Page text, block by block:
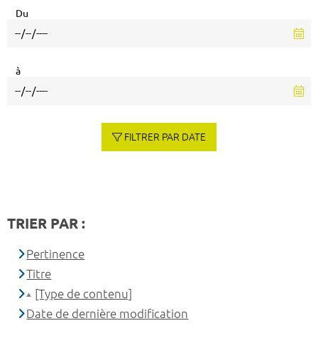
Du
à
FILTRER PAR DATE
TRIER PAR :
Pertinence
Titre
[Type de contenu]
Date de dernière modification